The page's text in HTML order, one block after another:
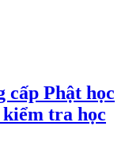
Phật học
tra học